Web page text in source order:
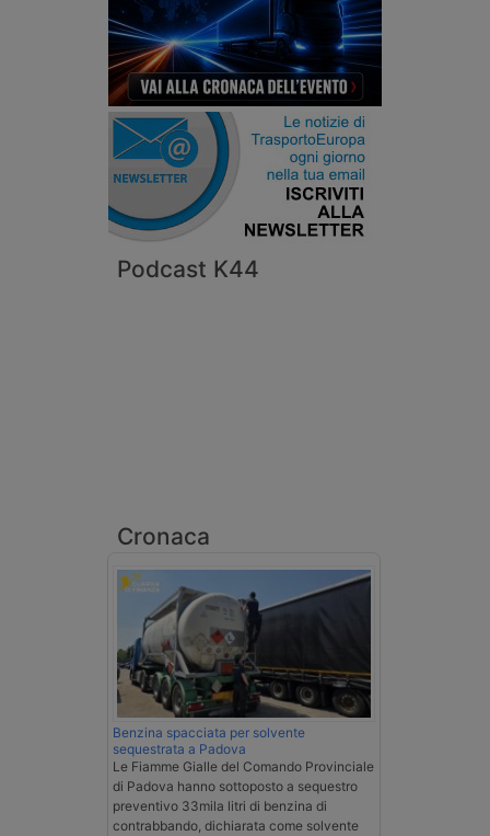
Podcast K44
Cronaca
Benzina spacciata per solvente
sequestrata a Padova
Le Fiamme Gialle del Comando Provinciale
di Padova hanno sottoposto a sequestro
preventivo 33mila litri di benzina di
contrabbando, dichiarata come solvente